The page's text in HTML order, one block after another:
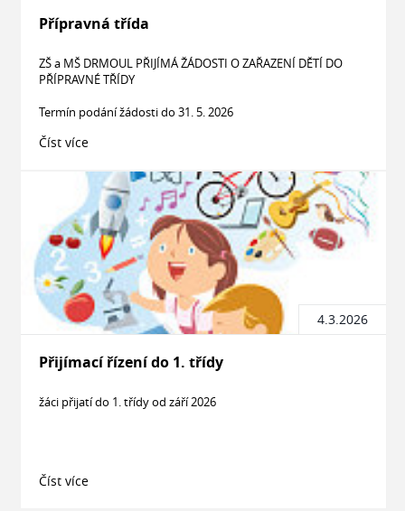
Přípravná třída
ZŠ a MŠ DRMOUL PŘIJÍMÁ ŽÁDOSTI O ZAŘAZENÍ DĚTÍ DO
PŘÍPRAVNÉ TŘÍDY
Termín podání žádosti do 31. 5. 2026
Číst více
4.3.2026
Přijímací řízení do 1. třídy
žáci přijatí do 1. třídy od září 2026
Číst více